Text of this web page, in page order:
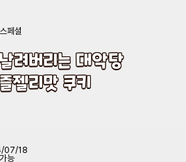
려버리는 대악당
젤리맛 쿠키
07/18
능